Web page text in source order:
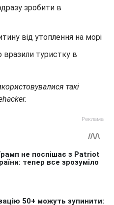
зробити в
від утоплення на морі
туристку в
такі